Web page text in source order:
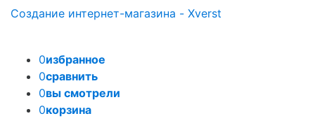
Создание интернет-магазина - Xverst
0избранное
0сравнить
0вы смотрели
0корзина